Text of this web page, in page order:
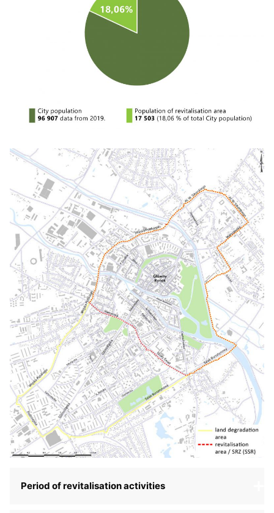
Period of revitalisation activities